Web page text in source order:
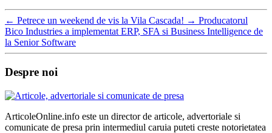
← Petrece un weekend de vis la Vila Cascada! → Producatorul
Bico Industries a implementat ERP, SFA si Business Intelligence de
la Senior Software
Despre noi
ArticoleOnline.info este un director de articole, advertoriale si
comunicate de presa prin intermediul caruia puteti creste notorietatea